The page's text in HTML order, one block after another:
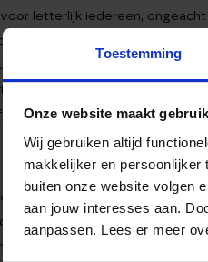
Toestemming
Onze website maakt
Wij gebruiken altijd
makkelijker en persoonlijker
buiten onze website volgen
aan jouw interesses aan.
aanpassen. Lees er meer
letterlijk iedereen,
te trainen, maar ook een
niet tegenhouden omdat je
Met de trickboard oefeningen
windsurfen, kitesurfen, SUP,
elke activiteit die fysieke
je ons unieke design terug,
één lijn getrokken met
zal niet misstaan in jouw